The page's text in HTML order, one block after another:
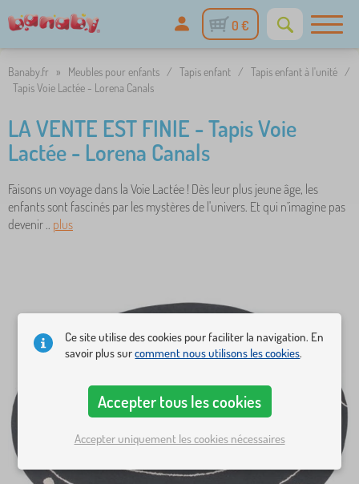
0 €
Banaby.fr » Meubles pour enfants / Tapis enfant / Tapis enfant à l'unité /
Tapis Voie Lactée - Lorena Canals
LA VENTE EST FINIE - Tapis Voie
Lactée - Lorena Canals
Faisons un voyage dans la Voie Lactée ! Dès leur plus jeune âge, les
enfants sont fascinés par les mystères de l'univers. Et qui n’imagine pas
devenir .. plus
Ce site utilise des cookies pour faciliter la navigation. En
savoir plus surcomment nous utilisons les cookies.
Accepter tous les cookies
Accepter uniquement les cookies nécessaires